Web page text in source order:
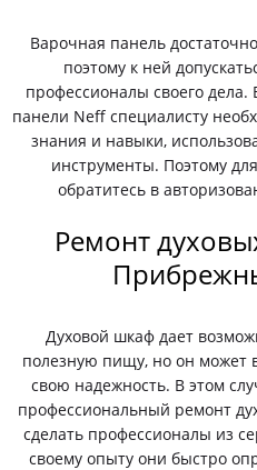
Варочная панель
поэтому к ней
профессионалы своего
панели Neff специалисту
знания и навыки,
инструменты. Поэтому
обратитесь в
Ремонт
Духовой шкаф дает
полезную пищу, но он может
свою надежность. В этом
профессиональный ремонт
сделать профессионалы из
своему опыту они быстро